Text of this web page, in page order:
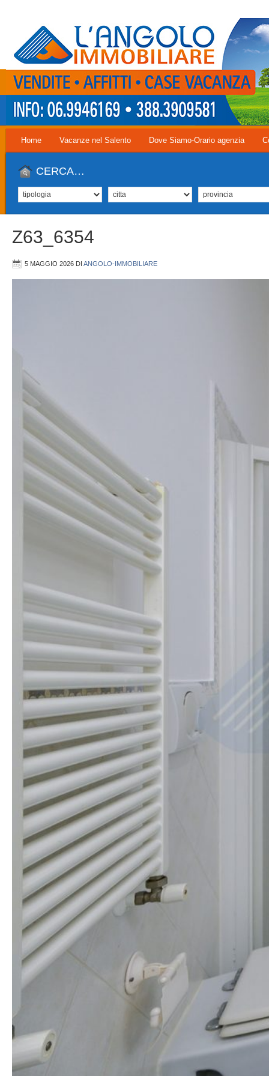
Home Vacanze nel Salento Dove Siamo-Orario agenzia
CERCA…
Z63_6354
5 MAGGIO 2026 DI ANGOLO-IMMOBILIARE